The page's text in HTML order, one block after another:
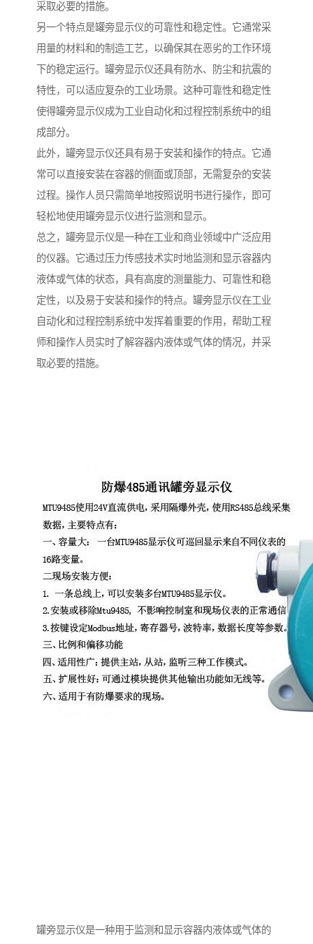
采取必要的措施。
另一个特点是罐旁显示仪的可靠性和稳定性。它通常采
用量的材料和的制造工艺，以确保其在恶劣的工作环境
下的稳定运行。罐旁显示仪还具有防水、防尘和抗震的
特性，可以适应复杂的工业场景。这种可靠性和稳定性
使得罐旁显示仪成为工业自动化和过程控制系统中的组
成部分。
此外，罐旁显示仪还具有易于安装和操作的特点。它通
常可以直接安装在容器的侧面或顶部，无需复杂的安装
过程。操作人员只需简单地按照说明书进行操作，即可
轻松地使用罐旁显示仪进行监测和显示。
总之，罐旁显示仪是一种在工业和商业领域中广泛应用
的仪器。它通过压力传感技术实时地监测和显示容器内
液体或气体的状态，具有高度的测量能力、可靠性和稳
定性，以及易于安装和操作的特点。罐旁显示仪在工业
自动化和过程控制系统中发挥着重要的作用，帮助工程
师和操作人员实时了解容器内液体或气体的情况，并采
取必要的措施。
罐旁显示仪是一种用于监测和显示容器内液体或气体的